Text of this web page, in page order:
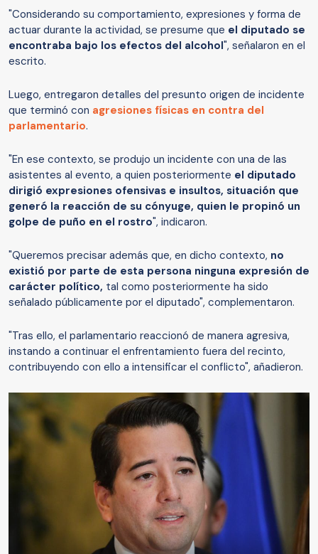
"Considerando su comportamiento, expresiones y forma de
actuar durante la actividad, se presume que el diputado se
encontraba bajo los efectos del alcohol", señalaron en el
escrito.
Luego, entregaron detalles del presunto origen de incidente
que terminó con agresiones físicas en contra del
parlamentario.
"En ese contexto, se produjo un incidente con una de las
asistentes al evento, a quien posteriormente el diputado
dirigió expresiones ofensivas e insultos, situación que
generó la reacción de su cónyuge, quien le propinó un
golpe de puño en el rostro", indicaron.
"Queremos precisar además que, en dicho contexto, no
existió por parte de esta persona ninguna expresión de
carácter político, tal como posteriormente ha sido
señalado públicamente por el diputado", complementaron.
"Tras ello, el parlamentario reaccionó de manera agresiva,
instando a continuar el enfrentamiento fuera del recinto,
contribuyendo con ello a intensificar el conflicto", añadieron.